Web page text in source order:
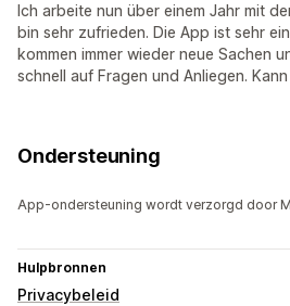
Ich arbeite nun über einem Jahr mit
bin sehr zufrieden. Die App ist sehr
kommen immer wieder neue Sachen
schnell auf Fragen und Anliegen.
Ondersteuning
App-ondersteuning wordt verzorgd door
Hulpbronnen
Privacybeleid